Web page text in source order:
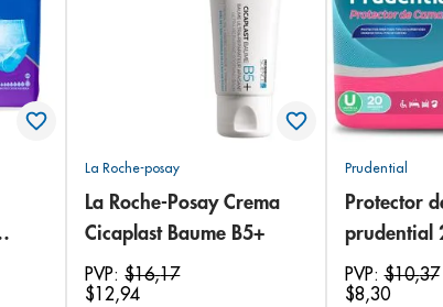
La Roche-posay
La Roche-Posay Crema
Cicaplast Baume B5+
PVP:$16,17
$12,94
Prudential
Protector
prudential
PVP:$10,37
$8,30